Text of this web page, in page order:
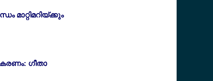
ഗീതാ